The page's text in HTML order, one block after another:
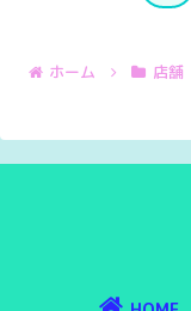
ホーム 店舗